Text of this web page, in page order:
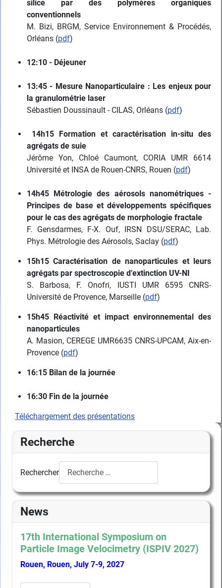
silice par des polymères organiques
conventionnels
M. Bizi, BRGM, Service Environnement & Procédés,
Orléans (pdf)
12:10 - Déjeuner
13:45 - Mesure Nanoparticulaire : Les enjeux pour
la granulométrie laser
Sébastien Doussinault - CILAS, Orléans (pdf)
14h15 Formation et caractérisation in-situ des
agrégats de suie
Jérôme Yon, Chloé Caumont, CORIA UMR 6614
Université et INSA de Rouen-CNRS, Rouen (pdf)
14h45 Métrologie des aérosols nanométriques -
Principes de base et développements spécifiques
pour le cas des agrégats de morphologie fractale
F. Gensdarmes, F-X. Ouf, IRSN DSU/SERAC, Lab.
Phys. Métrologie des Aérosols, Saclay (pdf)
15h15 Caractérisation de nanoparticules et leurs
agrégats par spectroscopie d’extinction UV-NI
S. Barbosa, F. Onofri, IUSTI UMR 6595 CNRS-
Université de Provence, Marseille (pdf)
15h45 Réactivité et impact environnemental des
nanoparticules
A. Masion, CEREGE UMR6635 CNRS-UPCAM, Aix-en-
Provence (pdf)
16:15 Bilan de la journée
16:30 Fin de la journée
Téléchargement des présentations
Recherche
Rechercher
News
17th International Symposium on
Particle Image Velocimetry (ISPIV 2027)
Rouen, Rouen, July 7-9, 2027